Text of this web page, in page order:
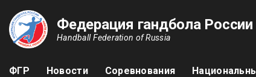
Федерация гандбола России
Handball Federation of Russia
ФГР Новости Соревнования